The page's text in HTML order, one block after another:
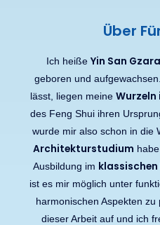
Über
Ich heiße Yin San
geboren und
lässt, liegen meine Wurzeln
des Feng Shui ihren
wurde mir also schon in die
Architekturstudium
Ausbildung im klassischen
ist es mir möglich unter
harmonischen Aspekten
dieser Arbeit auf und ich